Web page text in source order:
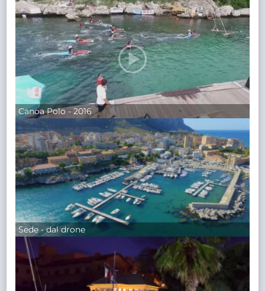
Canoa Polo - 2016
Sede - dal drone